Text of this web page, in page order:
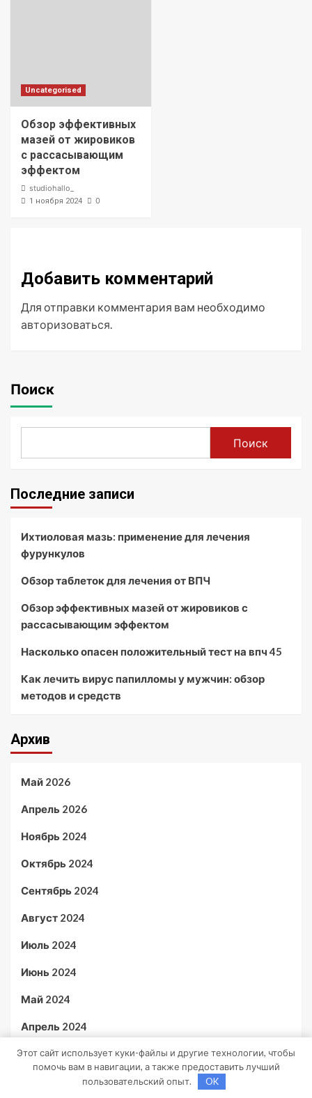
Uncategorised
Обзор эффективных
мазей от жировиков
с рассасывающим
эффектом
studiohallo_
1 ноября 2024 0
Добавить комментарий
Для отправки комментария вам необходимо
авторизоваться.
Поиск
Поиск
Последние записи
Ихтиоловая мазь: применение для лечения
фурункулов
Обзор таблеток для лечения от ВПЧ
Обзор эффективных мазей от жировиков с
рассасывающим эффектом
Насколько опасен положительный тест на впч 45
Как лечить вирус папилломы у мужчин: обзор
методов и средств
Архив
Май 2026
Апрель 2026
Ноябрь 2024
Октябрь 2024
Сентябрь 2024
Август 2024
Июль 2024
Июнь 2024
Май 2024
Апрель 2024
Март 2024
Февраль 2024
Этот сайт использует куки-файлы и другие технологии, чтобы
помочь вам в навигации, а также предоставить лучший
пользовательский опыт.
OK